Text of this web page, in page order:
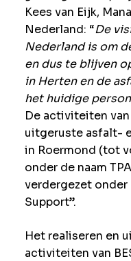
Kees van Eijk,
Nederland: “De
Nederland is om
en dus te blijven
in Herten en de
het huidige
De activiteiten
uitgeruste asfalt-
in Roermond (tot
onder de naam
verdergezet onder
Support”.
Het realiseren en
activiteiten van